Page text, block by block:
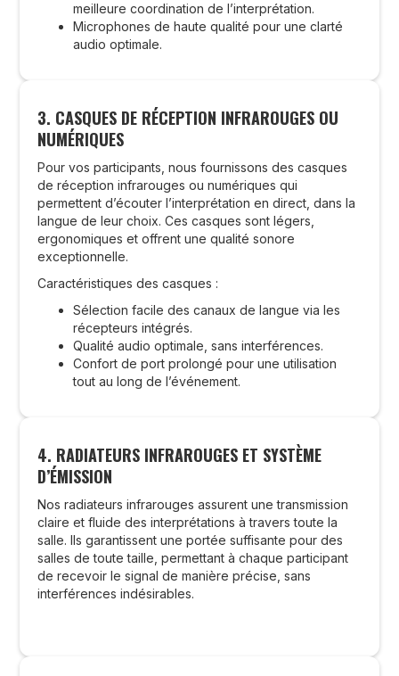
meilleure coordination de l’interprétation.
Microphones de haute qualité pour une clarté
audio optimale.
3. CASQUES DE RÉCEPTION INFRAROUGES OU
NUMÉRIQUES
Pour vos participants, nous fournissons des casques
de réception infrarouges ou numériques qui
permettent d’écouter l’interprétation en direct, dans la
langue de leur choix. Ces casques sont légers,
ergonomiques et offrent une qualité sonore
exceptionnelle.
Caractéristiques des casques :
Sélection facile des canaux de langue via les
récepteurs intégrés.
Qualité audio optimale, sans interférences.
Confort de port prolongé pour une utilisation
tout au long de l’événement.
4. RADIATEURS INFRAROUGES ET SYSTÈME
D’ÉMISSION
Nos radiateurs infrarouges assurent une transmission
claire et fluide des interprétations à travers toute la
salle. Ils garantissent une portée suffisante pour des
salles de toute taille, permettant à chaque participant
de recevoir le signal de manière précise, sans
interférences indésirables.